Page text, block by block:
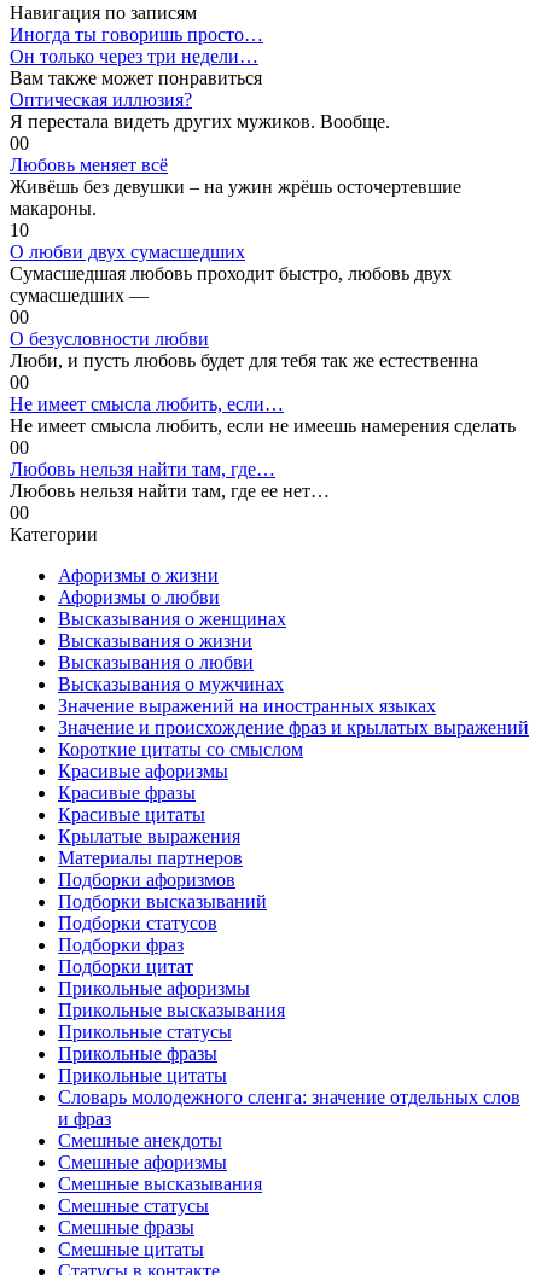
Навигация по записям
Иногда ты говоришь просто…
Он только через три недели…
Вам также может понравиться
Оптическая иллюзия?
Я перестала видеть других мужиков. Вообще.
00
Любовь меняет всё
Живёшь без девушки – на ужин жрёшь осточертевшие
макароны.
10
О любви двух сумасшедших
Сумасшедшая любовь проходит быстро, любовь двух
сумасшедших —
00
О безусловности любви
Люби, и пусть любовь будет для тебя так же естественна
00
Не имеет смысла любить, если…
Не имеет смысла любить, если не имеешь намерения сделать
00
Любовь нельзя найти там, где…
Любовь нельзя найти там, где ее нет…
00
Категории
Афоризмы о жизни
Афоризмы о любви
Высказывания о женщинах
Высказывания о жизни
Высказывания о любви
Высказывания о мужчинах
Значение выражений на иностранных языках
Значение и происхождение фраз и крылатых выражений
Короткие цитаты со смыслом
Красивые афоризмы
Красивые фразы
Красивые цитаты
Крылатые выражения
Материалы партнеров
Подборки афоризмов
Подборки высказываний
Подборки статусов
Подборки фраз
Подборки цитат
Прикольные афоризмы
Прикольные высказывания
Прикольные статусы
Прикольные фразы
Прикольные цитаты
Словарь молодежного сленга: значение отдельных слов
и фраз
Смешные анекдоты
Смешные афоризмы
Смешные высказывания
Смешные статусы
Смешные фразы
Смешные цитаты
Статусы в контакте